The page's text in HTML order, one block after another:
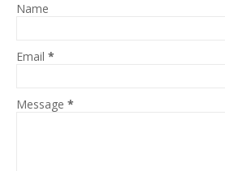
Name
Email *
Message *